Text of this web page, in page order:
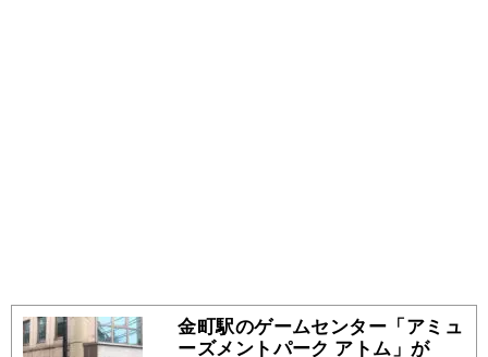
金町駅のゲームセンター「アミュ
ーズメントパーク アトム」が